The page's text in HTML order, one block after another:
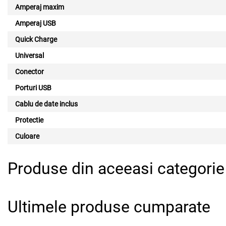
Amperaj maxim
Amperaj USB
Quick Charge
Universal
Conector
Porturi USB
Cablu de date inclus
Protectie
Culoare
Produse din aceeasi categorie
Ultimele produse cumparate